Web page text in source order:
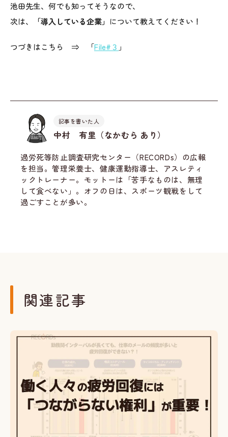
池田先生、何でも知ってそうなので、
次は、
「導入している企業」 について教えてください！
つづきはこちら ⇒ 「File#３ 」
記事を書いた人
中村 有里（なかむら あり）
過労死等防止調査研究センター（RECORDs）の広報
を担当。管理栄養士、健康運動指導士、アスレティ
ックトレーナー。モットーは「苦手なものは、無理
して食べない」。オフの日は、スポーツ観戦をして
過ごすことが多い。
関連記事